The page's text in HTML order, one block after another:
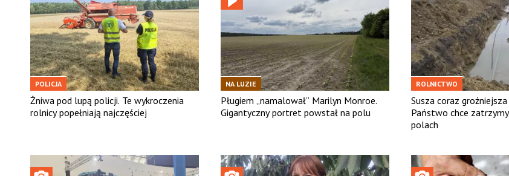
POLICJA
Żniwa pod lupą policji. Te wykroczenia
rolnicy popełniają najczęściej
NA LUZIE
Pługiem „namalował” Marilyn Monroe.
Gigantyczny portret powstał na polu
ROLNICTWO
Susza coraz
Państwo chce
polach